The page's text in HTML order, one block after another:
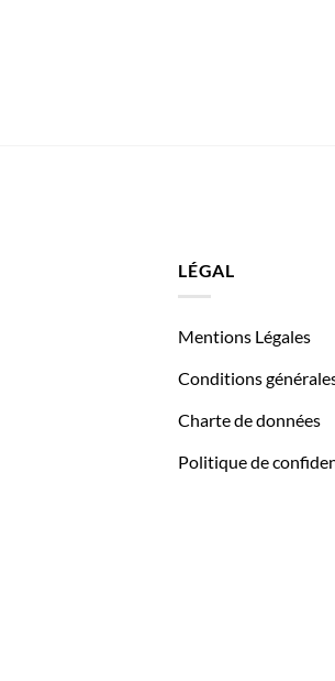
LÉGAL
Mentions Légales
Conditions
Charte de données
Politique de